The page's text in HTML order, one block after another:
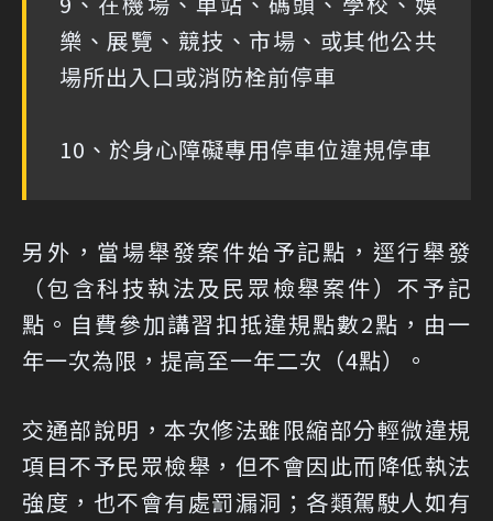
樂、展覽、競技、市場、或其他公共
場所出入口或消防栓前停車
10、於身心障礙專用停車位違規停車
另外，當場舉發案件始予記點，逕行舉發
（包含科技執法及民眾檢舉案件）不予記
點。自費參加講習扣抵違規點數2點，由一
年一次為限，提高至一年二次（4點）。
交通部說明，本次修法雖限縮部分輕微違規
項目不予民眾檢舉，但不會因此而降低執法
強度，也不會有處罰漏洞；各類駕駛人如有